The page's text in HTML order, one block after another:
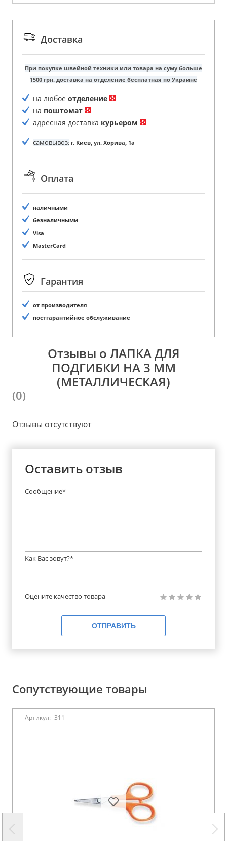
Доставка
При покупке швейной техники или товара на суму больше
1500 грн. доставка на отделение бесплатная по Украине
на любое отделение
на поштомат
адресная доставка курьером
самовывоз: г. Киев, ул. Хорива, 1а
Оплата
наличными
безналичными
Visa
MasterCard
Гарантия
от производителя
постгарантийное обслуживание
Отзывы о ЛАПКА ДЛЯ
ПОДГИБКИ НА 3 ММ
(МЕТАЛЛИЧЕСКАЯ)
(0)
Отзывы отсутствуют
Оставить отзыв
Сообщение*
Как Вас зовут?*
Оцените качество товара
ОТПРАВИТЬ
Сопутствующие товары
Артикул: 311